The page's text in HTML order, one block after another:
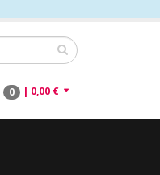
0 | 0,00 €